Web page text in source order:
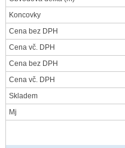
Koncovky
Cena bez DPH
Cena vč. DPH
Cena bez DPH
Cena vč. DPH
Skladem
Mj